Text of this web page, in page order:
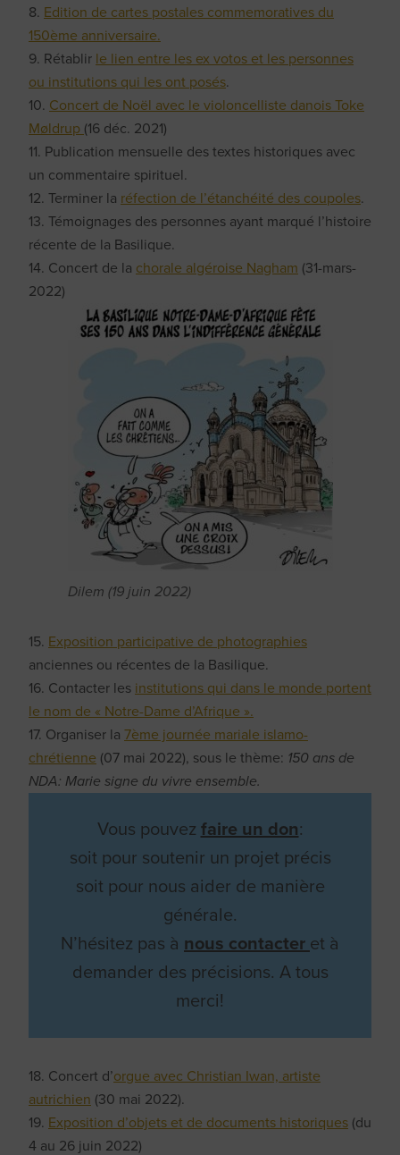
8. Edition de cartes postales commemoratives du
150ème anniversaire.
9. Rétablir le lien entre les ex votos et les personnes
ou institutions qui les ont posés.
10. Concert de Noël avec le violoncelliste danois Toke
Møldrup (16 déc. 2021)
11. Publication mensuelle des textes historiques avec
un commentaire spirituel.
12. Terminer la réfection de l’étanchéité des coupoles.
13. Témoignages des personnes ayant marqué l’histoire
récente de la Basilique.
14. Concert de la chorale algéroise Nagham (31-mars-
2022)
Dilem (19 juin 2022)
15. Exposition participative de photographies
anciennes ou récentes de la Basilique.
16. Contacter les institutions qui dans le monde portent
le nom de « Notre-Dame d’Afrique ».
17. Organiser la 7ème journée mariale islamo-
chrétienne (07 mai 2022), sous le thème: 150 ans de
NDA: Marie signe du vivre ensemble.
Vous pouvez faire un don:
soit pour soutenir un projet précis
soit pour nous aider de manière
générale.
N’hésitez pas à nous contacter et à
demander des précisions. A tous
merci!
18. Concert d’orgue avec Christian Iwan, artiste
autrichien (30 mai 2022).
19. Exposition d’objets et de documents historiques (du
4 au 26 juin 2022)